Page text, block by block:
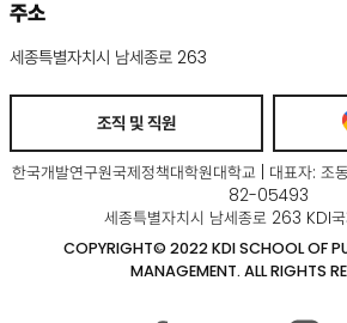
주소
세종특별자치시 남세종로 263
조직 및 직원
한국개발연구원국제정책대학원대학교 | 대표자:
82-05493
세종특별자치시 남세종로 263 KDI
COPYRIGHT© 2022 KDI SCHOOL OF
MANAGEMENT. ALL RIGHTS